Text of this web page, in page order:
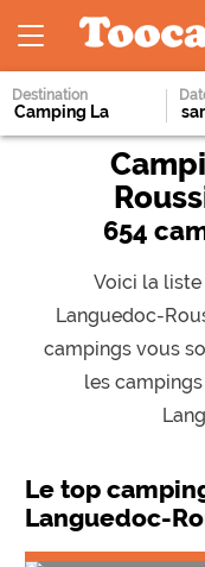
Destination
654
Voici la
Languedoc-
campings vous
les
Le top
Languedoc-